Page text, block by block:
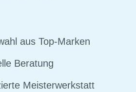
aus Top-Marken
Beratung
Meisterwerkstatt